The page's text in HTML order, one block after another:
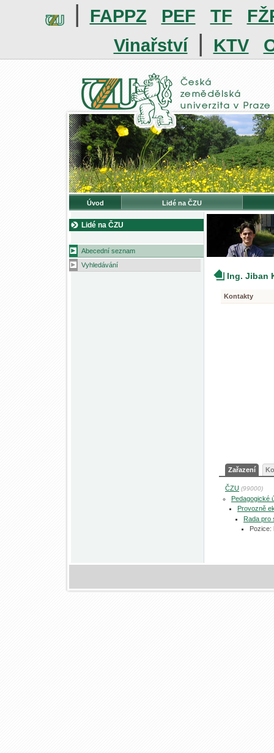
| FAPPZ PEF TF
Vinařství | KTV
Úvod Lidé na ČZU
Lidé na ČZU
Abecední seznam
Vyhledávání
Ing. Jiban
Kontakty
Zařazení
ČZU (99000)
Pedagogické
Provozně
Rada pro
Pozice: